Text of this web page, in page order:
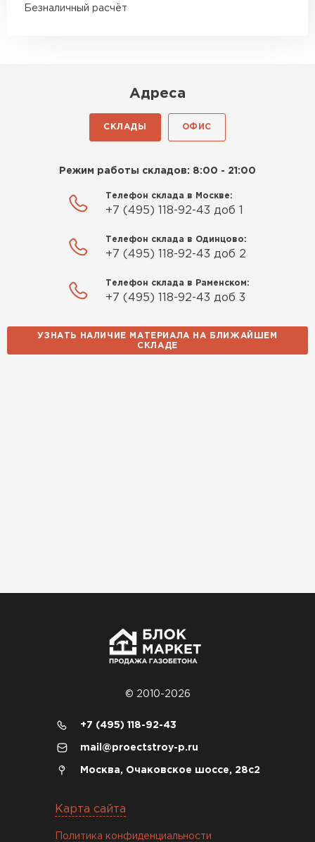
точное размещение блоков на строительной
подрезке ощутимая
Газобетон нормальный, не крошится. Работать
удобно, швы получаются аккуратные. Свою
Евгений Фомин
29.09.2025
бюрократии. Всё чётко по договорённости.
Павел Корнеев
14.10.2025
Использовали для строительства гаража и
объекте всё проверили брак не обнаружили
Денис Соловьёв
Брали под частный дом. Консультация по делу,
без навязывания. Доставку согласовали под
Безналичный расчёт
Адреса
СКЛАДЫ ОФИС
Режим работы складов: 8:00 - 21:00
Телефон склада в Москве:
+7 (495) 118-92-43 доб 1
Телефон склада в Одинцово:
+7 (495) 118-92-43 доб 2
Телефон склада в Раменском:
+7 (495) 118-92-43 доб 3
УЗНАТЬ НАЛИЧИЕ МАТЕРИАЛА НА БЛИЖАЙШЕМ
СКЛАДЕ
© 2010-2026
+7 (495) 118-92-43
mail@proectstroy-p.ru
Москва, Очаковское шоссе, 28с2
Карта сайта
Политика конфиденциальности